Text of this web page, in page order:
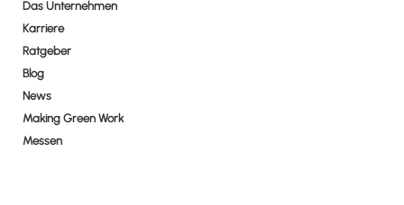
Das Unternehmen
Karriere
Ratgeber
Blog
News
Making Green Work
Messen